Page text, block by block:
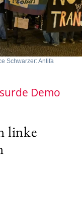
Schwarzer: Antifa
Demo
linke